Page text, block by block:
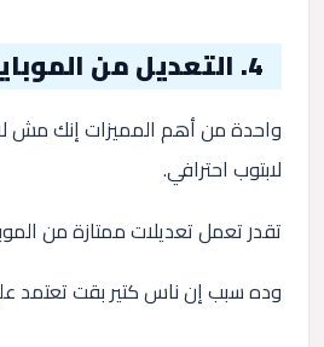
4. التعديل من الموبايل بسهولة
واحدة من أهم المميزات إنك مش
لابتوب احترافي.
تقدر تعمل تعديلات ممتازة من
وده سبب إن ناس كتير بقت تعتمد